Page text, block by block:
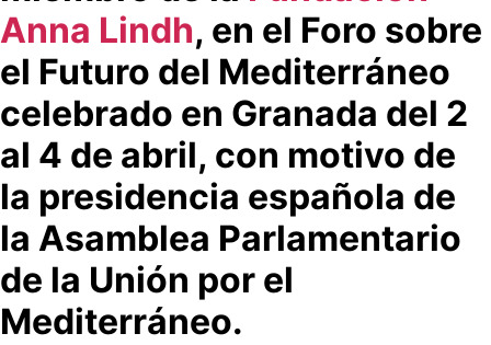
Foro
sobre
el
Futuro
del
Mediterráneo
celebrado
en
Granada
Anna Lindh, en el Foro sobre
el Futuro del Mediterráneo
celebrado en Granada del 2
al 4 de abril, con motivo de
la presidencia española de
la Asamblea Parlamentario
de la Unión por el
Mediterráneo.